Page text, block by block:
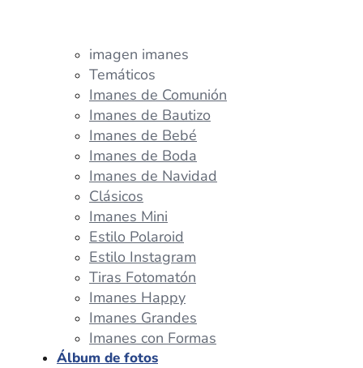
imagen imanes
Temáticos
Imanes de Comunión
Imanes de Bautizo
Imanes de Bebé
Imanes de Boda
Imanes de Navidad
Clásicos
Imanes Mini
Estilo Polaroid
Estilo Instagram
Tiras Fotomatón
Imanes Happy
Imanes Grandes
Imanes con Formas
Álbum de fotos